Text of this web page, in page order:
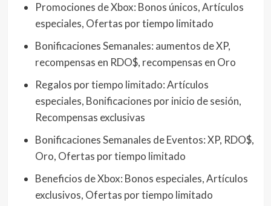
Promociones de Xbox: Bonos únicos, Artículos
especiales, Ofertas por tiempo limitado
Bonificaciones Semanales: aumentos de XP,
recompensas en RDO$, recompensas en Oro
Regalos por tiempo limitado: Artículos
especiales, Bonificaciones por inicio de sesión,
Recompensas exclusivas
Bonificaciones Semanales de Eventos: XP, RDO$,
Oro, Ofertas por tiempo limitado
Beneficios de Xbox: Bonos especiales, Artículos
exclusivos, Ofertas por tiempo limitado